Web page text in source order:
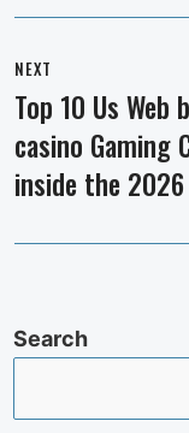
NEXT
Next
post:
Top 10 Us Web
casino Gaming
inside the 2026
Search